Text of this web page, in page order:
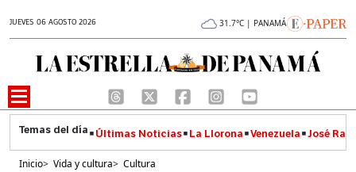
JUEVES 06 AGOSTO 2026 31.7°C | PANAMÁ
Últimas Noticias La Llorona Venezuela José
Inicio> Vida y cultura> Cultura